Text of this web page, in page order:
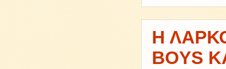
Η
BOYS